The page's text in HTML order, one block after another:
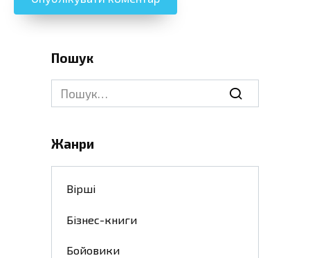
Пошук
Search
for:
Жанри
Вірші
Бізнес-книги
Бойовики